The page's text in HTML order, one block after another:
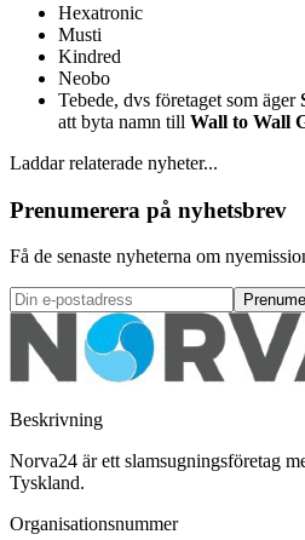
Hexatronic
Musti
Kindred
Neobo
Tebede, dvs företaget som äger
att byta namn till Wall to Wall
Laddar relaterade nyheter...
Prenumerera på nyhetsbrev
Få de senaste nyheterna om
Beskrivning
Norva24 är ett slamsugningsföretag
Tyskland.
Organisationsnummer